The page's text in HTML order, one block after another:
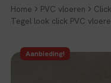
Home PVC vloeren
Tegel look click PVC
Aanbieding!